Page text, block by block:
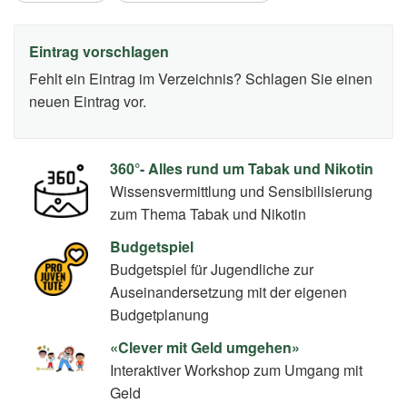
360°- Alles rund um Tabak und Nikotin
Wissensvermittlung und Sensibilisierung
zum Thema Tabak und Nikotin
Budgetspiel
Budgetspiel für Jugendliche zur
Auseinandersetzung mit der eigenen
Budgetplanung
«Clever mit Geld umgehen»
Interaktiver Workshop zum Umgang mit
Geld
Eintrag vorschlagen
Fehlt ein Eintrag im Verzeichnis? Schlagen Sie einen
neuen Eintrag vor.